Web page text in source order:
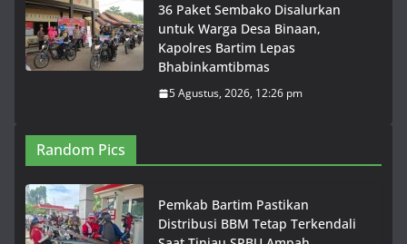
36 Paket Sembako Disalurkan
untuk Warga Desa Binaan,
Kapolres Bartim Lepas
Bhabinkamtibmas
5 Agustus, 2026, 12:26 pm
Random Pics
Pemkab Bartim Pastikan
Distribusi BBM Tetap Terkendali